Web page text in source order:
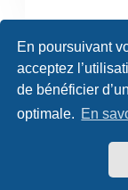
En poursuivant
acceptez
de bénéficier
optimale. En